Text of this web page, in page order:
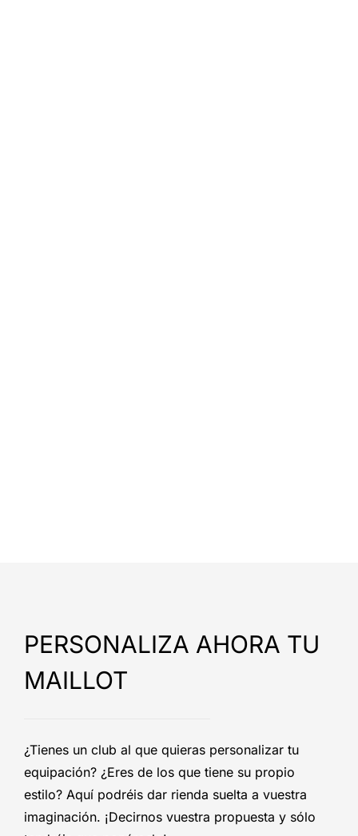
PERSONALIZA AHORA TU
MAILLOT
¿Tienes un club al que quieras personalizar tu
equipación? ¿Eres de los que tiene su propio
estilo? Aquí podréis dar rienda suelta a vuestra
imaginación. ¡Decirnos vuestra propuesta y sólo